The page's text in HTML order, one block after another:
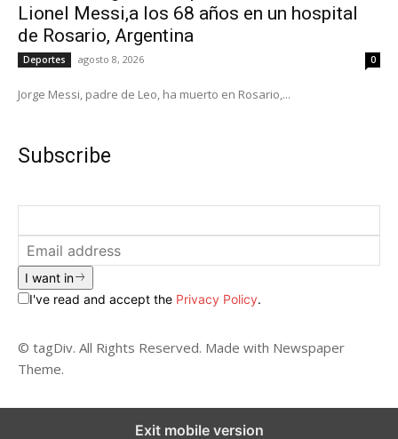
Lionel Messi,a los 68 años en un hospital
de Rosario, Argentina
Deportes agosto 8, 2026 0
Jorge Messi, padre de Leo, ha muerto en Rosario,...
Subscribe
I want in
I've read and accept the Privacy Policy.
© tagDiv. All Rights Reserved. Made with Newspaper
Theme.
Exit mobile version